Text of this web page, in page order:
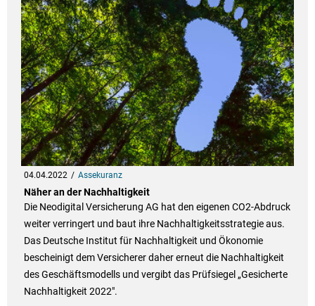
04.04.2022 Assekuranz
Näher an der Nachhaltigkeit
Die Neodigital Versicherung AG hat den eigenen CO2-Abdruck
weiter verringert und baut ihre Nachhaltigkeitsstrategie aus.
Das Deutsche Institut für Nachhaltigkeit und Ökonomie
bescheinigt dem Versicherer daher erneut die Nachhaltigkeit
des Geschäftsmodells und vergibt das Prüfsiegel „Gesicherte
Nachhaltigkeit 2022".